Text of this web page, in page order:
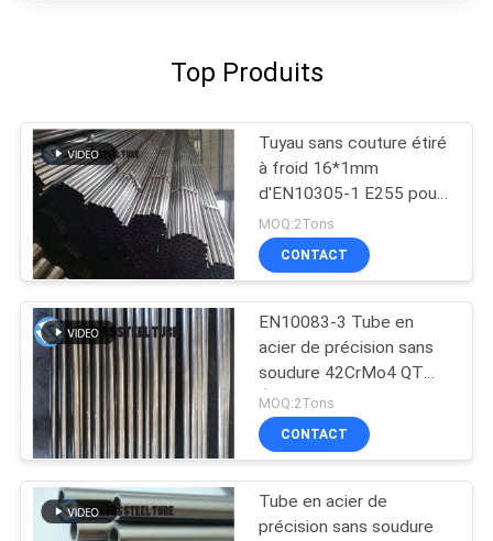
Top Produits
Tuyau sans couture étiré
à froid 16*1mm
d'EN10305-1 E255 pour
l'industrie automobile
MOQ:2Tons
CONTACT
EN10083-3 Tube en
acier de précision sans
soudure 42CrMo4 QT
Étiré à froid Extrudé
MOQ:2Tons
CONTACT
Tube en acier de
précision sans soudure